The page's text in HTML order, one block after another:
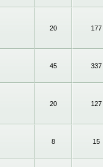
20 177
45 337
20 127
8 15